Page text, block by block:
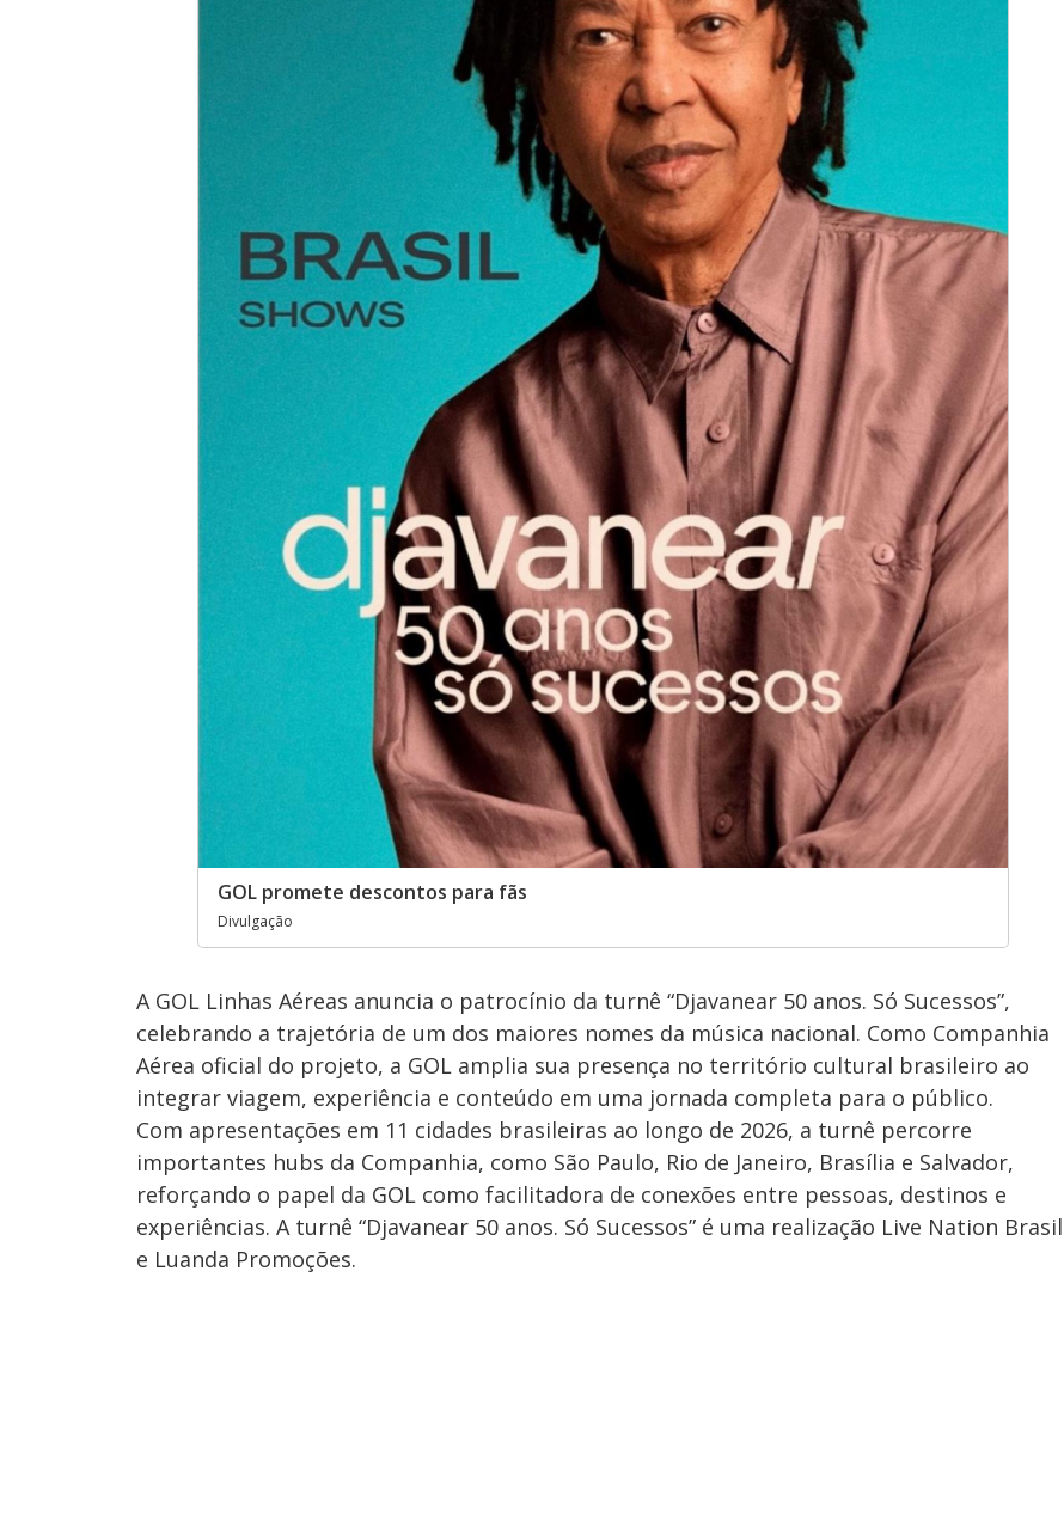
GOL promete descontos para fãs
Divulgação
A GOL Linhas Aéreas anuncia o patrocínio da turnê “Djavanear 50 anos. Só Sucessos”,
celebrando a trajetória de um dos maiores nomes da música nacional. Como Companhia
Aérea oficial do projeto, a GOL amplia sua presença no território cultural brasileiro ao
integrar viagem, experiência e conteúdo em uma jornada completa para o público.
Com apresentações em 11 cidades brasileiras ao longo de 2026, a turnê percorre
importantes hubs da Companhia, como São Paulo, Rio de Janeiro, Brasília e Salvador,
reforçando o papel da GOL como facilitadora de conexões entre pessoas, destinos e
experiências. A turnê “Djavanear 50 anos. Só Sucessos” é uma realização Live Nation Brasil
e Luanda Promoções.